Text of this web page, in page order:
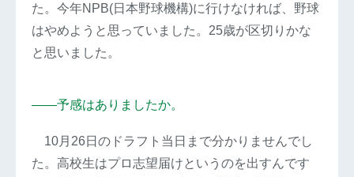
た。今年NPB(日本野球機構)に行けなければ、野球
はやめようと思っていました。25歳が区切りかな
と思いました。
――予感はありましたか。
10月26日のドラフト当日まで分かりませんでし
た。高校生はプロ志望届けというのを出すんです